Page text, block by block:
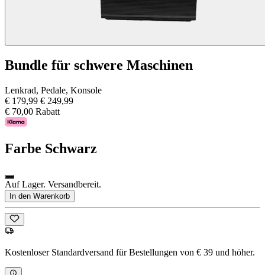
Bundle für schwere Maschinen
Lenkrad, Pedale, Konsole
€ 179,99 € 249,99
€ 70,00 Rabatt
Farbe Schwarz
Auf Lager. Versandbereit.
In den Warenkorb
Kostenloser Standardversand für Bestellungen von € 39 und höher.